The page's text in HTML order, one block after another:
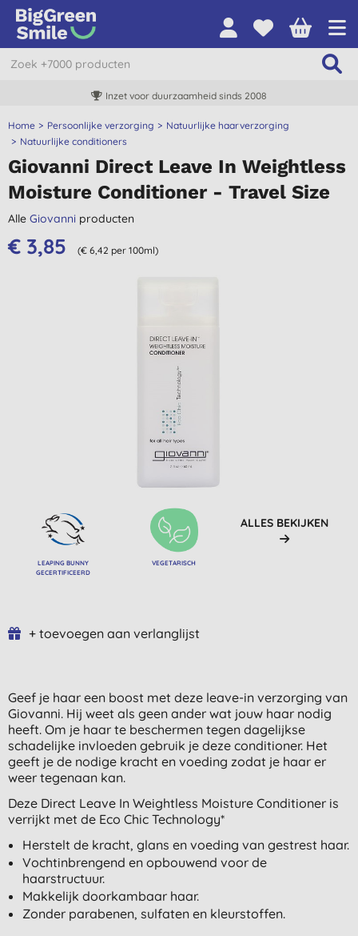
Inzet voor duurzaamheid sinds 2008
Home Persoonlijke verzorging
Natuurlijke haarverzorging
Natuurlijke conditioners
Giovanni Direct Leave In Weightless
Moisture Conditioner - Travel Size
Alle Giovanni producten
€ 3,85 (€ 6,42 per 100ml)
LEAPING BUNNY
GECERTIFICEERD
VEGETARISCH
ALLES BEKIJKEN
+ toevoegen aan verlanglijst
Geef je haar een boost met deze leave-in verzorging van
Giovanni. Hij weet als geen ander wat jouw haar nodig
heeft. Om je haar te beschermen tegen dagelijkse
schadelijke invloeden gebruik je deze conditioner. Het
geeft je de nodige kracht en voeding zodat je haar er
weer tegenaan kan.
Deze Direct Leave In Weightless Moisture Conditioner is
verrijkt met de Eco Chic Technology*
Herstelt de kracht, glans en voeding van gestrest haar.
Vochtinbrengend en opbouwend voor de
haarstructuur.
Makkelijk doorkambaar haar.
Zonder parabenen, sulfaten en kleurstoffen.